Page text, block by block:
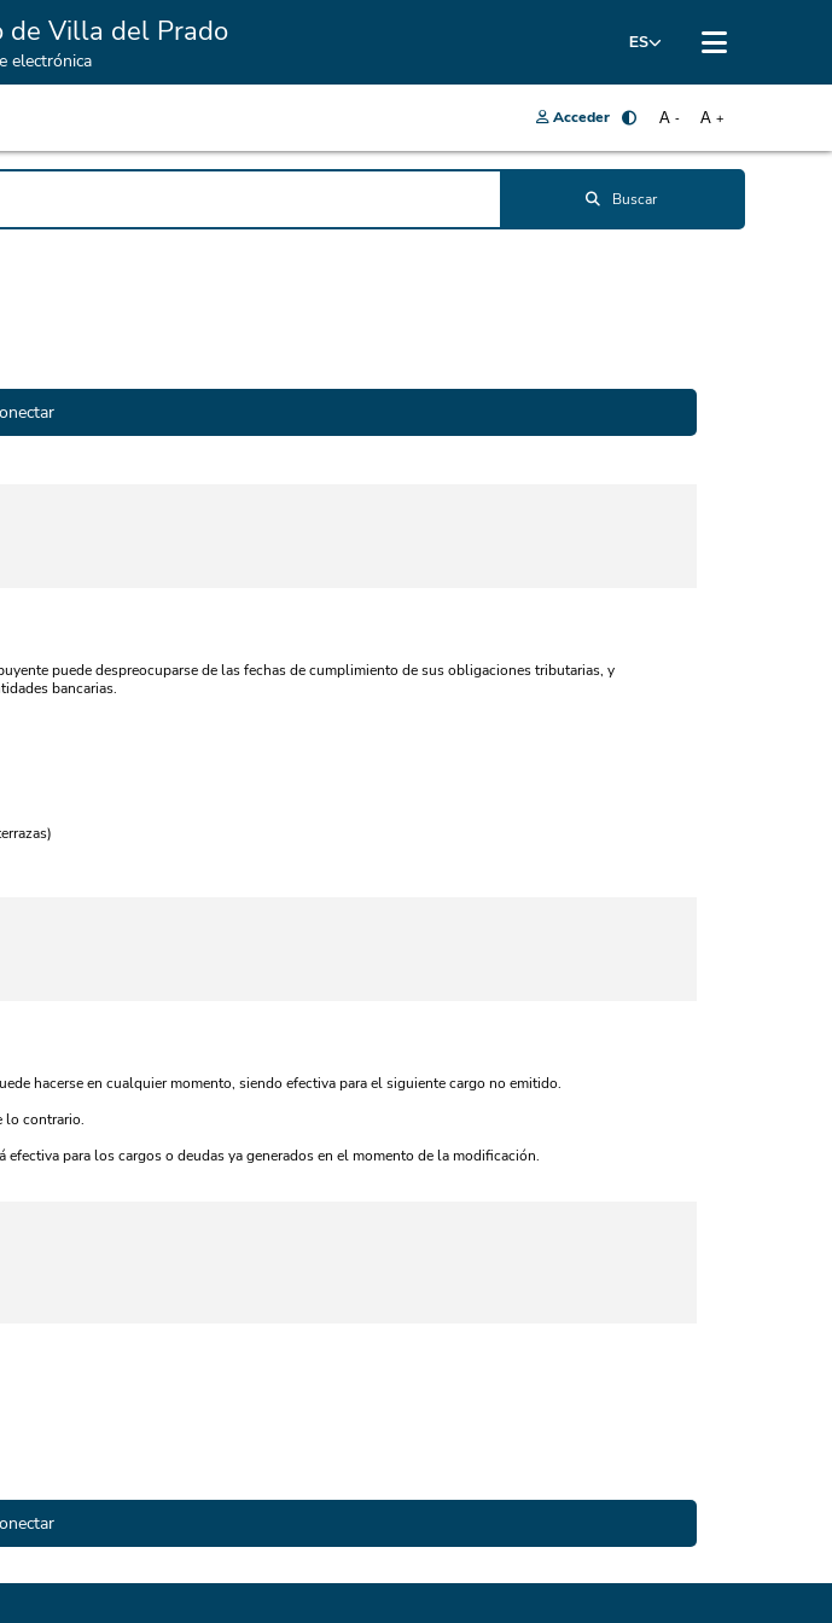
ES
Ayuntamiento de Villa del Prado
electrónica
Acceder A +
A -
Buscar
puede despreocuparse de las fechas de cumplimiento de sus obligaciones tributarias, y
bancarias.
hacerse en cualquier momento, siendo efectiva para el siguiente cargo no emitido.
lo contrario.
para los cargos o deudas ya generados en el momento de la modificación.